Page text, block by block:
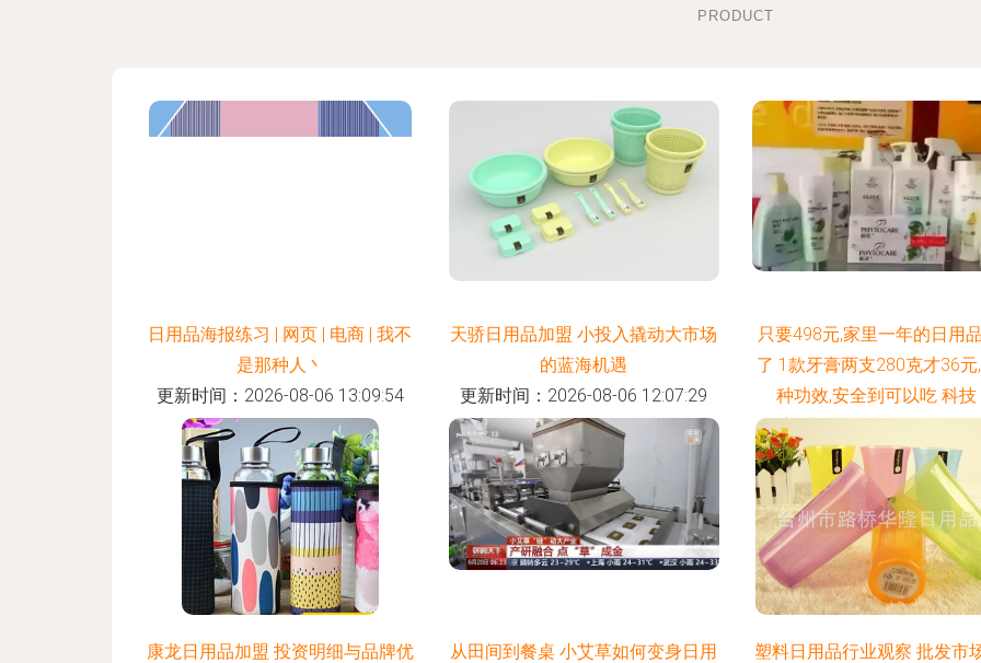
PRODUCT
日用品海报练习 | 网页 | 电商 | 我不
是那种人丶
更新时间：2026-08-06 13:09:54
天骄日用品加盟 小投入撬动大市场
的蓝海机遇
更新时间：2026-08-06 12:07:29
只要498元,家里一年的日用
了 1款牙膏两支280克才36元
种功效,安全到可以吃 科技
更新时间：2026-08-06
康龙日用品加盟 投资明细与品牌优
从田间到餐桌 小艾草如何变身日用
塑料日用品行业观察 批发市